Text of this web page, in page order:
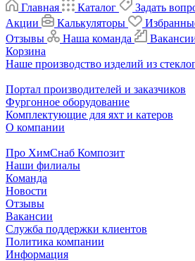
Главная Каталог Задать
Акции
Калькуляторы
Отзывы
Наша команда
Корзина
Наше производство изделий из
Портал производителей и заказчиков
Фургонное оборудование
Комплектующие для яхт и катеров
О компании
Про ХимСнаб Композит
Наши филиалы
Команда
Новости
Отзывы
Вакансии
Служба поддержки клиентов
Политика компании
Информация